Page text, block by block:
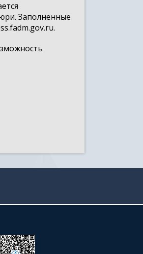
Заполненные